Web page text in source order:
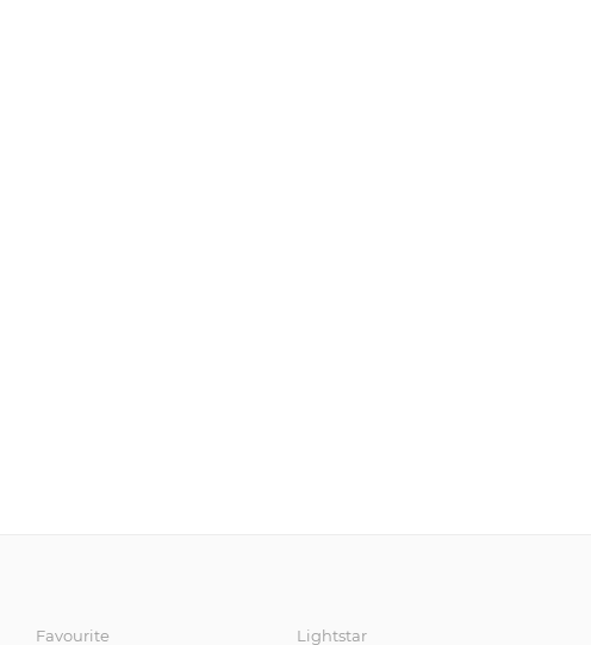
Favourite
Lightstar